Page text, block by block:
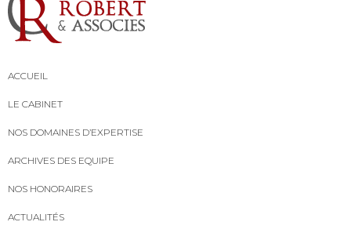
ACCUEIL
LE CABINET
NOS DOMAINES D’EXPERTISE
ARCHIVES DES EQUIPE
NOS HONORAIRES
ACTUALITÉS